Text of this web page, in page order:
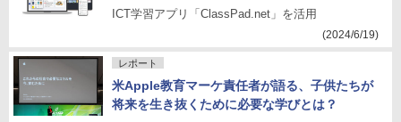
ICT学習アプリ「ClassPad.net」を活用
(2024/6/19)
レポート
米Apple教育マーケ責任者が語る、子供たちが
将来を生き抜くために必要な学びとは？